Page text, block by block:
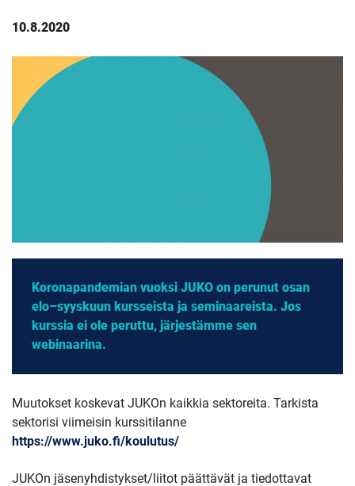
10.8.2020
Koronapandemian vuoksi JUKO on perunut osan
elo–syyskuun kursseista ja seminaareista. Jos
kurssia ei ole peruttu, järjestämme sen
webinaarina.
Muutokset koskevat JUKOn kaikkia sektoreita. Tarkista
sektorisi viimeisin kurssitilanne
https://www.juko.fi/koulutus/
JUKOn jäsenyhdistykset/liitot päättävät ja tiedottavat